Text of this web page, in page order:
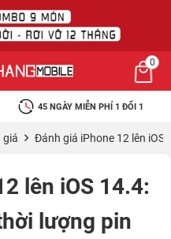
0
45 NGÀY MIỄN PHÍ 1 ĐỔI 1
giá Đánh giá iPhone 12 lên
lên iOS 14.4:
lượng pin